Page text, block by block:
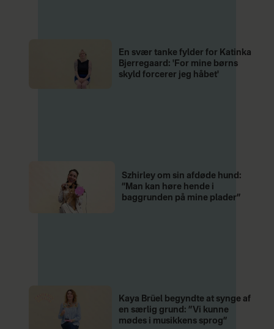
En svær tanke fylder for Katinka
Bjerregaard: 'For mine børns
skyld forcerer jeg håbet'
Szhirley om sin afdøde hund:
”Man kan høre hende i
baggrunden på mine plader”
Kaya Brüel begyndte at synge af
en særlig grund: ”Vi kunne
mødes i musikkens sprog”